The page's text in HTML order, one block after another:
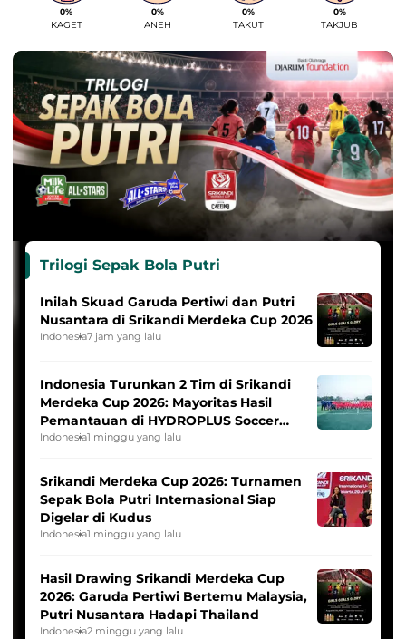
0%
KAGET
0%
ANEH
0%
TAKUT
0%
TAKJUB
Trilogi Sepak Bola Putri
Inilah Skuad Garuda Pertiwi dan Putri
Nusantara di Srikandi Merdeka Cup 2026
Indonesia7 jam yang lalu
Indonesia Turunkan 2 Tim di Srikandi
Merdeka Cup 2026: Mayoritas Hasil
Pemantauan di HYDROPLUS Soccer
League
Indonesia1 minggu yang lalu
Srikandi Merdeka Cup 2026: Turnamen
Sepak Bola Putri Internasional Siap
Digelar di Kudus
Indonesia1 minggu yang lalu
Hasil Drawing Srikandi Merdeka Cup
2026: Garuda Pertiwi Bertemu Malaysia,
Putri Nusantara Hadapi Thailand
Indonesia2 minggu yang lalu